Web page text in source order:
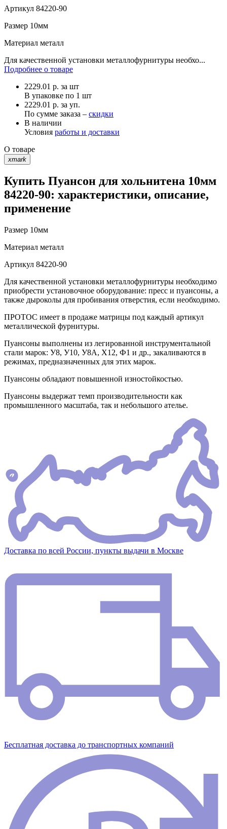
Артикул 84220-90
Размер 10мм
Материал металл
Для качественной установки металлофурнитуры необхо...
Подробнее о товаре
2229.01 р. за шт
В упаковке по 1 шт
2229.01 р. за уп.
По сумме заказа – скидки
В наличии
Условия работы и доставки
О товаре
xmark
Купить Пуансон для хольнитена 10мм
84220-90: характеристики, описание,
применение
Размер 10мм
Материал металл
Артикул 84220-90
Для качественной установки металлофурнитуры необходимо
приобрести установочное оборудование: пресс и пуансоны, а
также дыроколы для пробивания отверстия, если необходимо.
ПРОТОС имеет в продаже матрицы под каждый артикул
металлической фурнитуры.
Пуансоны выполнены из легированной инструментальной
стали марок: У8, У10, У8А, Х12, Ф1 и др., закаливаются в
режимах, предназначенных для этих марок.
Пуансоны обладают повышенной изностойкостью.
Пуансоны выдержат темп производительности как
промышленного масштаба, так и небольшого ателье.
Доставка по всей России, пункты выдачи в Москве
Бесплатная доставка до транспортных компаний